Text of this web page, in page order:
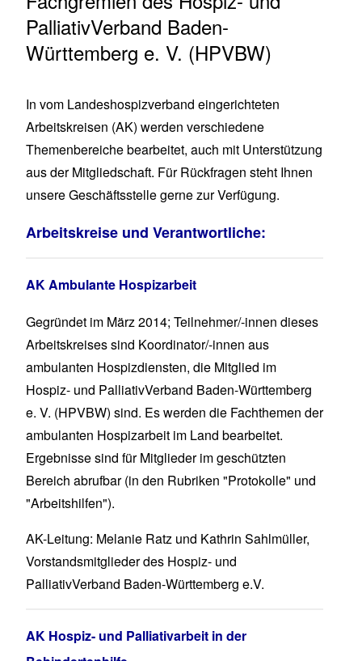
PalliativVerband Baden-
Württemberg e. V. (HPVBW)
In vom Landeshospizverband eingerichteten
Arbeitskreisen (AK) werden verschiedene
Themenbereiche bearbeitet, auch mit Unterstützung
aus der Mitgliedschaft. Für Rückfragen steht Ihnen
unsere Geschäftsstelle gerne zur Verfügung.
Arbeitskreise und Verantwortliche:
AK Ambulante Hospizarbeit
Gegründet im März 2014; Teilnehmer/-innen dieses
Arbeitskreises sind Koordinator/-innen aus
ambulanten Hospizdiensten, die Mitglied im
Hospiz- und PalliativVerband Baden-Württemberg
e. V. (HPVBW) sind. Es werden die Fachthemen der
ambulanten Hospizarbeit im Land bearbeitet.
Ergebnisse sind für Mitglieder im geschützten
Bereich abrufbar (in den Rubriken "Protokolle" und
"Arbeitshilfen").
AK-Leitung: Melanie Ratz und Kathrin Sahlmüller,
Vorstandsmitglieder des Hospiz- und
PalliativVerband Baden-Württemberg e.V.
AK Hospiz- und Palliativarbeit in der